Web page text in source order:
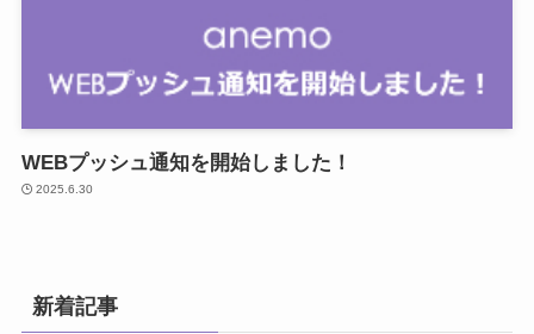
WEBプッシュ通知を開始しました！
2025.6.30
新着記事